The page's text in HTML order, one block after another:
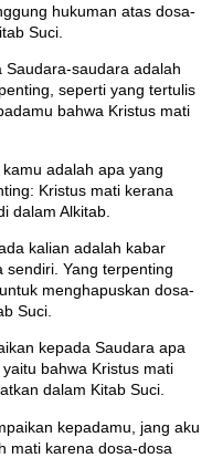
hukuman atas dosa-
Suci.
saudara adalah
seperti yang tertulis
bahwa Kristus mati
adalah apa yang
Kristus mati kerana
dalam Alkitab.
kalian adalah kabar
Yang terpenting
menghapuskan dosa-
Suci.
kepada Saudara apa
bahwa Kristus mati
dalam Kitab Suci.
kepadamu, jang aku
mati karena dosa-dosa